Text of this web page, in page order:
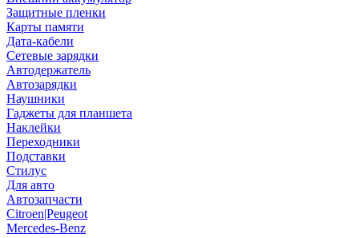
Защитные пленки
Карты памяти
Дата-кабели
Сетевые зарядки
Автодержатель
Автозарядки
Наушники
Гаджеты для планшета
Наклейки
Переходники
Подставки
Стилус
Для авто
Автозапчасти
Citroen|Peugeot
Mercedes-Benz